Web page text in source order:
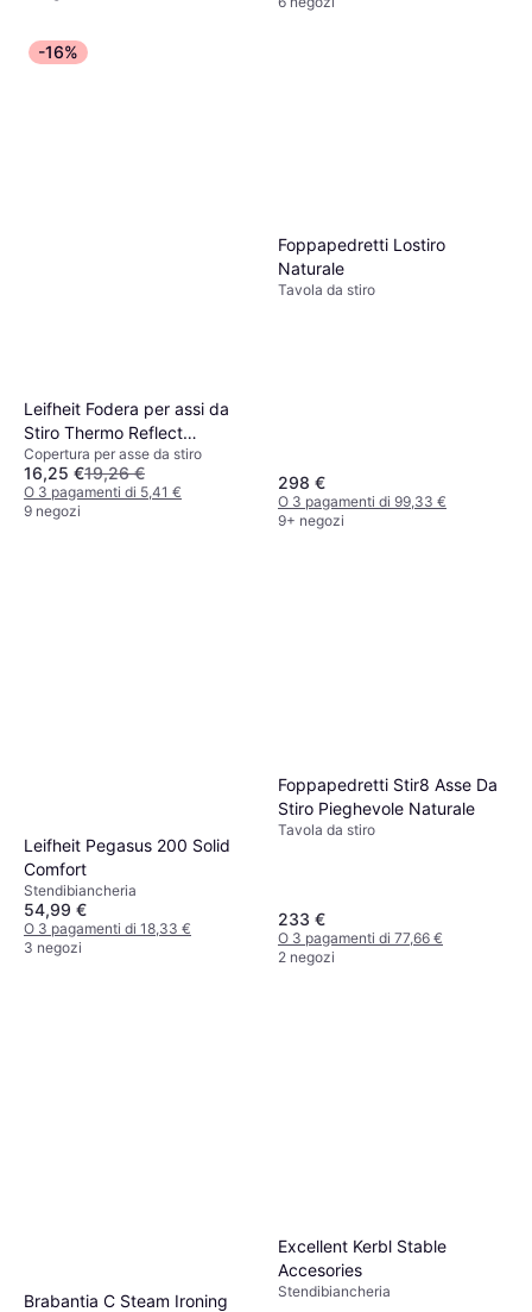
-16%
Leifheit Fodera per assi da
Stiro Thermo Reflect
140x45cm Colori Assortiti
Copertura per asse da stiro
16,25 €19,26 €
O 3 pagamenti di 5,41 €
9 negozi
Foppapedretti Lostiro
Naturale
Tavola da stiro
298 €
O 3 pagamenti di 99,33 €
9+ negozi
Leifheit Pegasus 200 Solid
Comfort
Stendibiancheria
54,99 €
O 3 pagamenti di 18,33 €
3 negozi
Foppapedretti Stir8 Asse Da
Stiro Pieghevole Naturale
Tavola da stiro
233 €
O 3 pagamenti di 77,66 €
2 negozi
Brabantia C Steam Ironing
Excellent Kerbl Stable
Accesories
Stendibiancheria